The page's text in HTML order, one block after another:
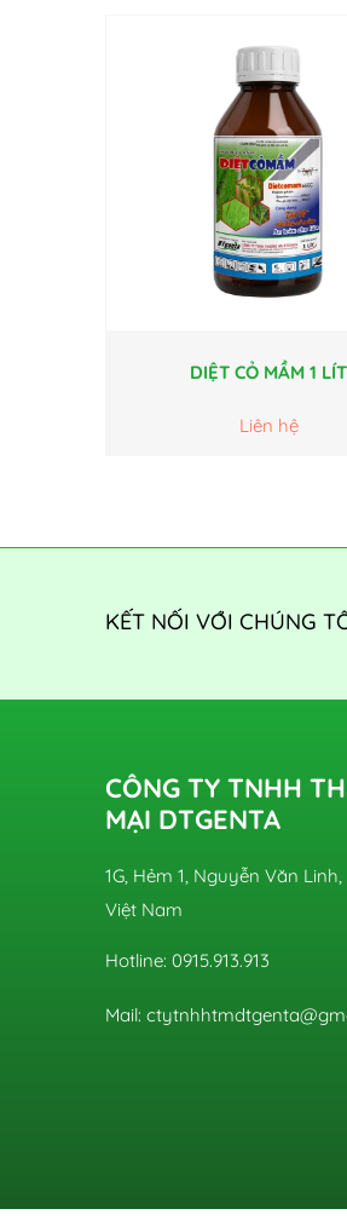
DIỆT CỎ MẦM 1 LÍT
Liên hệ
KẾT NỐI VỚI CHÚNG
CÔNG TY TNHH
MẠI DTGENTA
1G, Hẻm 1, Nguyễn Văn
Việt Nam
Hotline: 0915.913.913
Mail: